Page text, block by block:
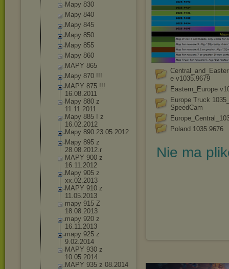
Mapy 830
Mapy 840
Mapy 845
Mapy 850
Mapy 855
Mapy 860
MAPY 865
Mapy 870 !!!
MAPY 875 !!!
16.08.2011
Mapy 880 z
11.11.2011
Mapy 885 ! z
16.02.2012
Mapy 890 23.05.2012
Mapy 895 z
28.08.2012.r
MAPY 900 z
16.11.2012
Mapy 905 z
xx.02.2013
MAPY 910 z
11.05.2013
mapy 915 Z
18.08.2013
mapy 920 z
16.11.2013
mapy 925 z
9.02.2014
MAPY 930 z
10.05.2014
MAPY 935 z 08.2014
e v1035.9679
Eastern_Europe
Europe Truck
SpeedCam
Poland 1035.9676
Nie ma